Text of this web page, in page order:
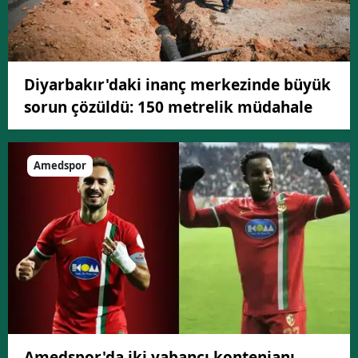
Diyarbakır'daki inanç merkezinde büyük
sorun çözüldü: 150 metrelik müdahale
Amedspor